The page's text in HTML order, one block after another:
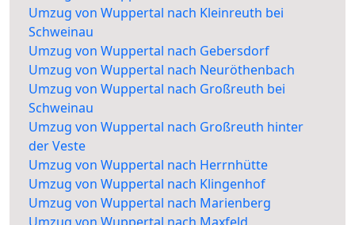
Umzug von Wuppertal nach Kleinreuth bei
Schweinau
Umzug von Wuppertal nach Gebersdorf
Umzug von Wuppertal nach Neuröthenbach
Umzug von Wuppertal nach Großreuth bei
Schweinau
Umzug von Wuppertal nach Großreuth hinter
der Veste
Umzug von Wuppertal nach Herrnhütte
Umzug von Wuppertal nach Klingenhof
Umzug von Wuppertal nach Marienberg